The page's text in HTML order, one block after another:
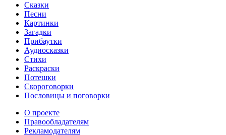
Сказки
Песни
Картинки
Загадки
Прибаутки
Аудиосказки
Стихи
Раскраски
Потешки
Скороговорки
Пословицы и поговорки
О проекте
Правообладателям
Рекламодателям